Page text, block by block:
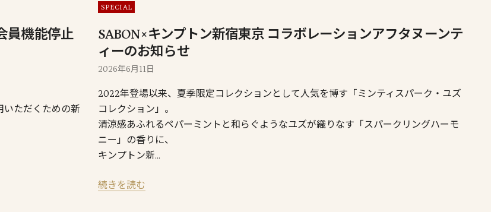
員機能停止
いただくための新
SPECIAL
SABON×キンプトン新宿東京 コラボレーションアフタヌーンテ
ィーのお知らせ
2026年6月11日
2022年登場以来、夏季限定コレクションとして人気を博す「ミンティスパーク・ユズ
コレクション」。
清涼感あふれるペパーミントと和らぐようなユズが織りなす「スパークリングハーモ
ニー」の香りに、
キンプトン新…
続きを読む